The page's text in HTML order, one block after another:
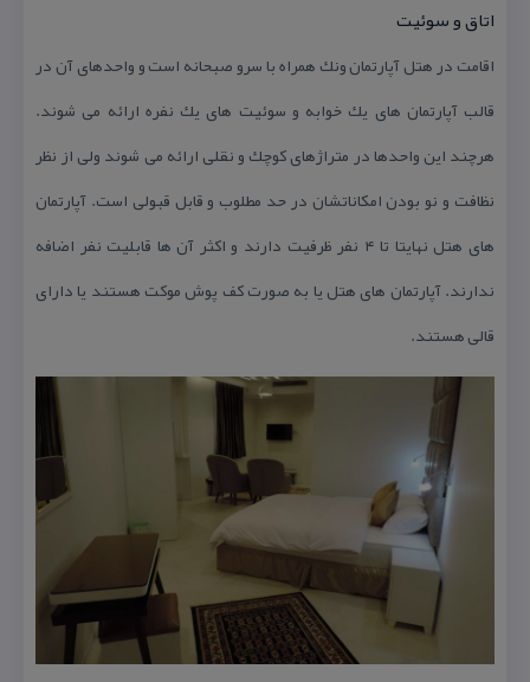
اتاق و سوئیت
اقامت در هتل آپارتمان ونك همراه با سرو صبحانه است و واحدهای آن در
قالب آپارتمان های یك خوابه و سوئیت های یك نفره ارائه می شوند.
هرچند این واحدها در متراژهای كوچك و نقلی ارائه می شوند ولی از نظر
نظافت و نو بودن امكاناتشان در حد مطلوب و قابل قبولی است. آپارتمان
های هتل نهایتا تا ۴ نفر ظرفیت دارند و اكثر آن ها قابلیت نفر اضافه
ندارند. آپارتمان های هتل یا به صورت كف پوش موكت هستند یا دارای
قالی هستند.